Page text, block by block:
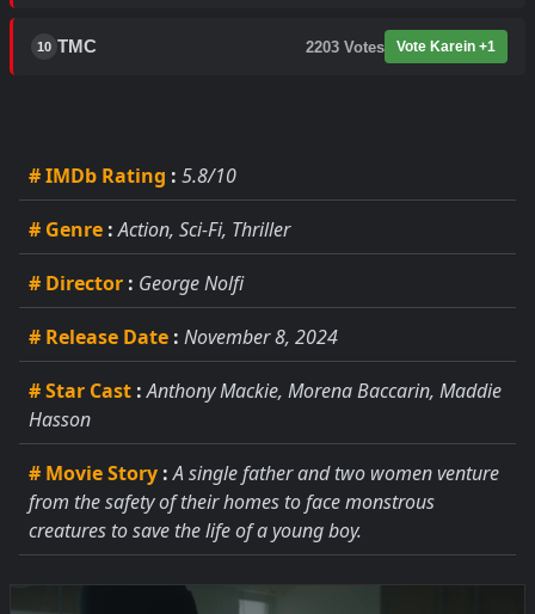
10 TMC 2203 Votes Vote Karein +1
# IMDb Rating : 5.8/10
# Genre : Action, Sci-Fi, Thriller
# Director : George Nolfi
# Release Date : November 8, 2024
# Star Cast : Anthony Mackie, Morena Baccarin, Maddie
Hasson
# Movie Story : A single father and two women venture
from the safety of their homes to face monstrous
creatures to save the life of a young boy.